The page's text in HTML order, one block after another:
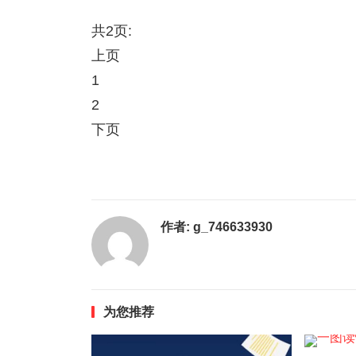
共2页:
上页
1
2
下页
作者: g_746633930
为您推荐